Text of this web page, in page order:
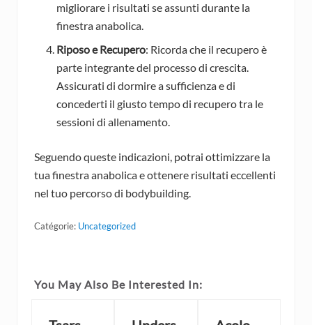
migliorare i risultati se assunti durante la
finestra anabolica.
Riposo e Recupero: Ricorda che il recupero è
parte integrante del processo di crescita.
Assicurati di dormire a sufficienza e di
concederti il giusto tempo di recupero tra le
sessioni di allenamento.
Seguendo queste indicazioni, potrai ottimizzare la
tua finestra anabolica e ottenere risultati eccellenti
nel tuo percorso di bodybuilding.
Catégorie: Uncategorized
You May Also Be Interested In: